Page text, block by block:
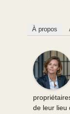
À propos
de leur lieu